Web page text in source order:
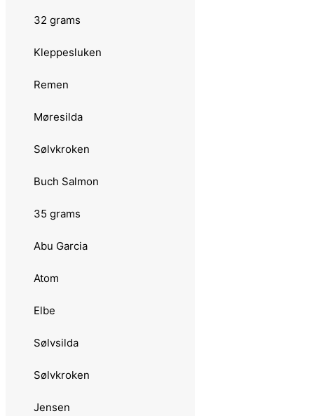
Buch Salmon
Salamander Allround
Sluken
25 grams
Abu Garcia
Atom Vass
Favorit Vass
Remen
Atomsilda
Sølvkroken
32 grams
Kleppesluken
Remen
Møresilda
Sølvkroken
Buch Salmon
35 grams
Abu Garcia
Atom
Elbe
Sølvsilda
Sølvkroken
Jensen